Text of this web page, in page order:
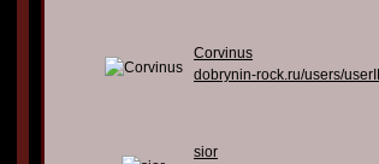
Corvinus
dobrynin-rock.ru/users/
sior